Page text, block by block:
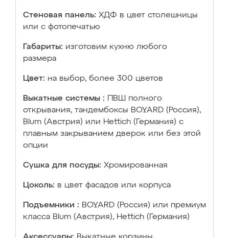
Стеновая панель: ХДФ в цвет столешницы
или с фотопечатью
Габариты: изготовим кухню любого
размера
Цвет: на выбор, более 300 цветов
Выкатные системы :
ПВШ полного
открывания, тандембоксы BOYARD (Россия),
Blum (Австрия) или Hettich (Германия) с
плавным закрыванием дверок или без этой
опции
Сушка для посуды: Хромированная
Цоколь: в цвет фасадов или корпуса
Подъемники : BOYARD (Россия) или премиум
класса Blum (Австрия), Hettich (Германия)